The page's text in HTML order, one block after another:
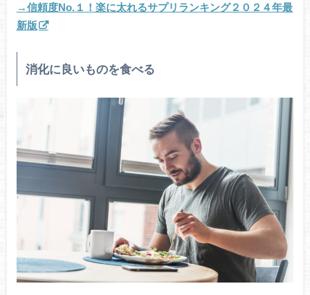
→信頼度No.１！楽に太れるサプリランキング２０２４年最
新版
消化に良いものを食べる